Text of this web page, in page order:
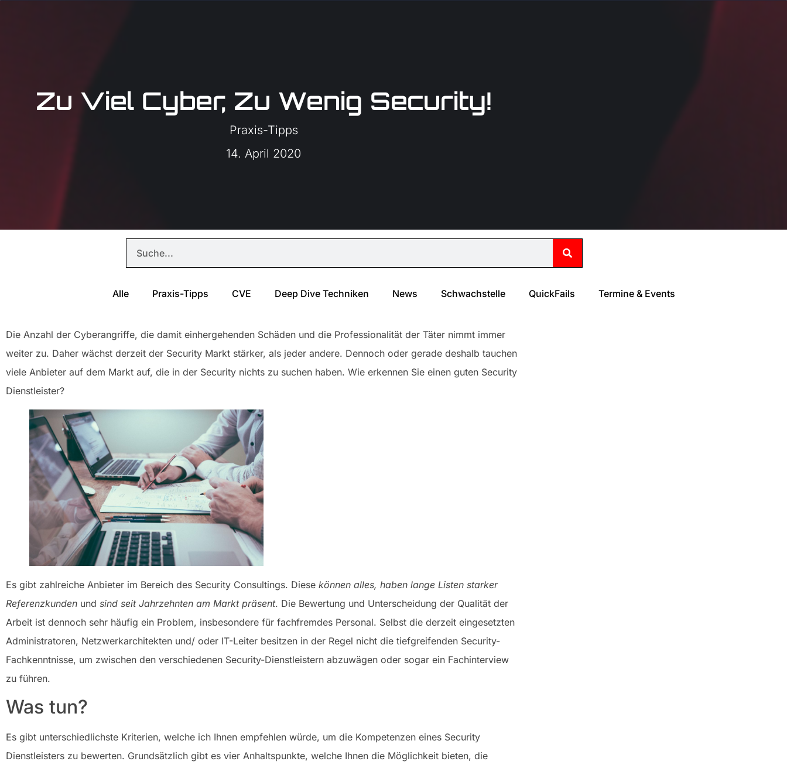
Zu Viel Cyber, Zu Wenig Security!
Praxis-Tipps
14. April 2020
Alle Praxis-Tipps CVE Deep Dive Techniken News Schwachstelle QuickFails Termine & Events
Die Anzahl der Cyberangriffe, die damit einhergehenden Schäden und die Professionalität der Täter nimmt immer
weiter zu. Daher wächst derzeit der Security Markt stärker, als jeder andere. Dennoch oder gerade deshalb tauchen
viele Anbieter auf dem Markt auf, die in der Security nichts zu suchen haben. Wie erkennen Sie einen guten Security
Dienstleister?
Es gibt zahlreiche Anbieter im Bereich des Security Consultings. Diese können alles, haben lange Listen starker
Referenzkunden und sind seit Jahrzehnten am Markt präsent. Die Bewertung und Unterscheidung der Qualität der
Arbeit ist dennoch sehr häufig ein Problem, insbesondere für fachfremdes Personal. Selbst die derzeit eingesetzten
Administratoren, Netzwerkarchitekten und/ oder IT-Leiter besitzen in der Regel nicht die tiefgreifenden Security-
Fachkenntnisse, um zwischen den verschiedenen Security-Dienstleistern abzuwägen oder sogar ein Fachinterview
zu führen.
Was tun?
Es gibt unterschiedlichste Kriterien, welche ich Ihnen empfehlen würde, um die Kompetenzen eines Security
Dienstleisters zu bewerten. Grundsätzlich gibt es vier Anhaltspunkte, welche Ihnen die Möglichkeit bieten, die